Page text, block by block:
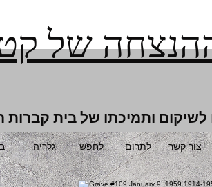
של
לשיקום ותמיכתו של בית קברות
גלריה לחפש לתרום צור קשר